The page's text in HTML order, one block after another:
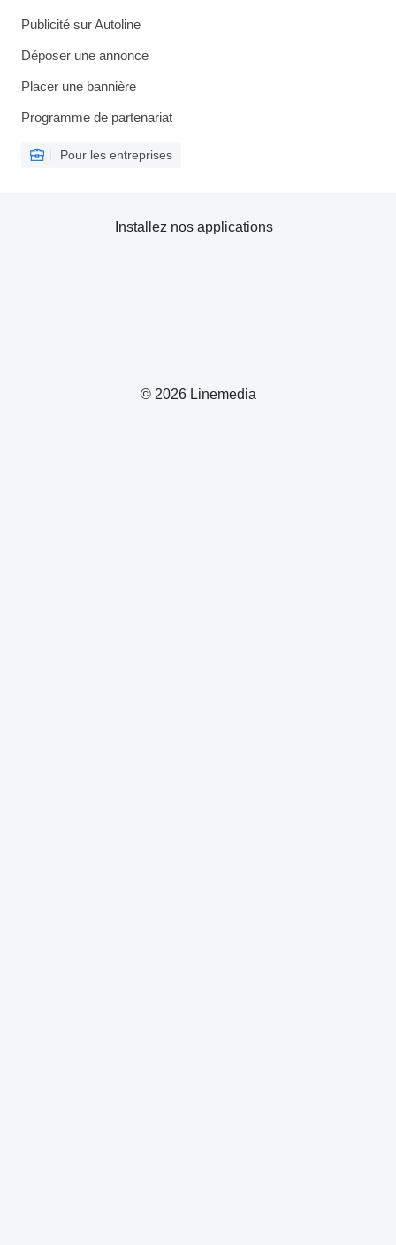
Publicité sur Autoline
Déposer une annonce
Placer une bannière
Programme de partenariat
Pour les entreprises
© 2026 Linemedia
Installez nos applications